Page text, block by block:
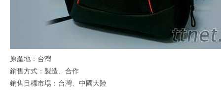
原產地：台灣
銷售方式：製造、合作
銷售目標市場：台灣、中國大陸